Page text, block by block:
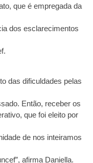
que é empregada da
dos esclarecimentos
das dificuldades pelas
Então, receber os
que foi eleito por
de nos inteiramos
afirma Daniella.